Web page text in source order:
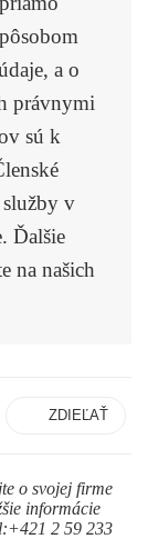
a o
právnymi
sú k
v
Ďalšie
na našich
ZDIEĽAŤ
o svojej firme
informácie
2 59 233